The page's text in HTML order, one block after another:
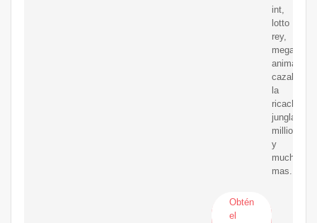
int,
lotto
rey,
mega
animal,
cazaloton,
la
ricachona,
jungla
millionaria
y
mucho
mas.
Obtén
el